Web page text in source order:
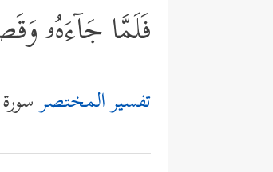
فَلَمَّا جَاۤءَهُۥ
تفسير المختصرسورة